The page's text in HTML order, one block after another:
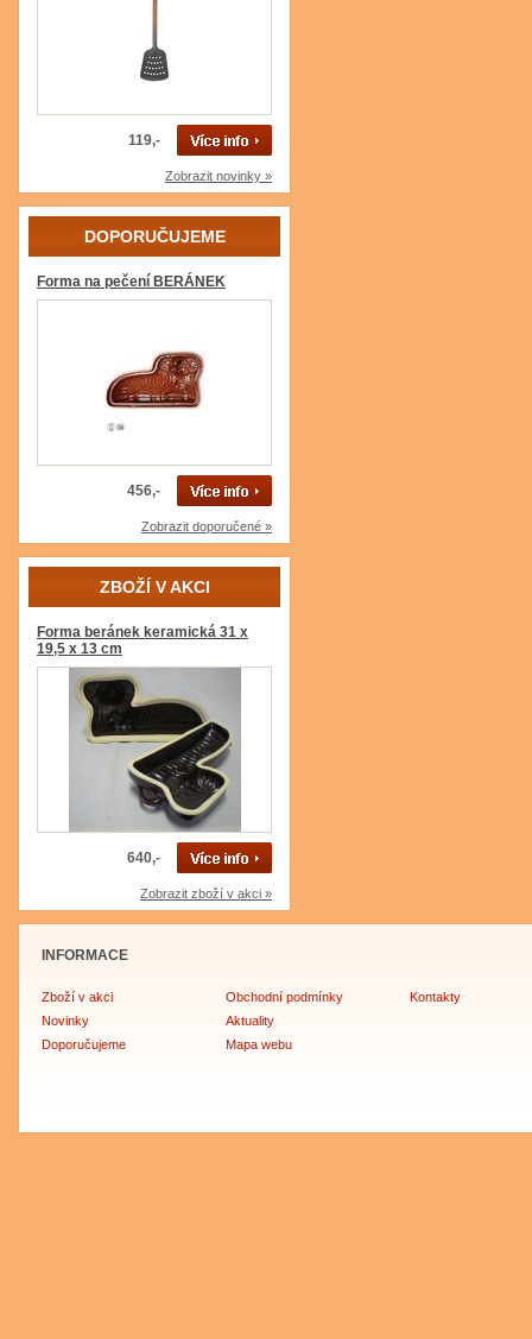
119,-
Zobrazit novinky »
DOPORUČUJEME
Forma na pečení BERÁNEK
456,-
Zobrazit doporučené »
ZBOŽÍ V AKCI
Forma beránek keramická 31 x
19,5 x 13 cm
640,-
Zobrazit zboží v akci »
INFORMACE
Zboží v akci
Novinky
Doporučujeme
Obchodní podmínky
Aktuality
Mapa webu
Kontakty